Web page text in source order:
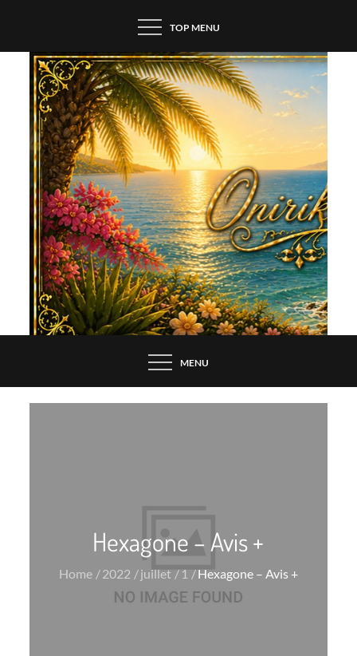
content
TOP MENU
MENU
Hexagone – Avis +
Home 2022 juillet 1 Hexagone – Avis +